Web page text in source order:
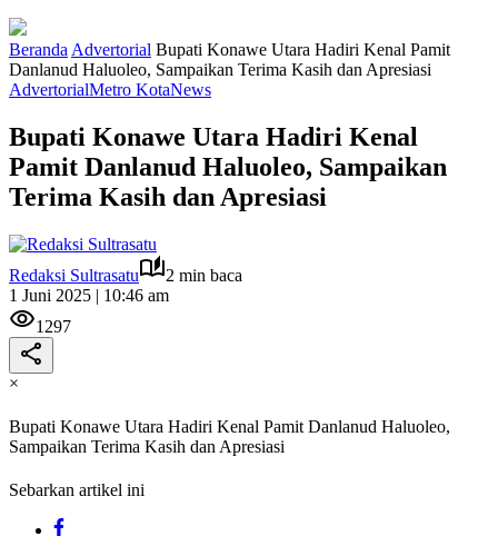
Beranda Advertorial Bupati Konawe Utara Hadiri Kenal Pamit
Danlanud Haluoleo, Sampaikan Terima Kasih dan Apresiasi
AdvertorialMetro KotaNews
Bupati Konawe Utara Hadiri Kenal
Pamit Danlanud Haluoleo, Sampaikan
Terima Kasih dan Apresiasi
Redaksi Sultrasatu
2 min baca
1 Juni 2025 | 10:46 am
1297
×
Bupati Konawe Utara Hadiri Kenal Pamit Danlanud Haluoleo,
Sampaikan Terima Kasih dan Apresiasi
Sebarkan artikel ini